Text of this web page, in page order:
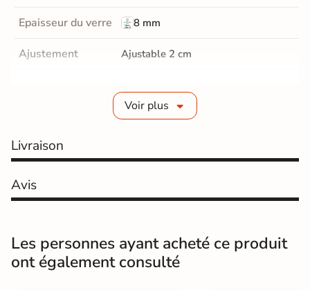
Epaisseur du verre 8 mm
Ajustement Ajustable 2 cm
Oui
Normes CE, NF
Quincaillerie de
fixation
Fournies
Garantie 2 ans
Origine France
Voir plus
Livraison
Avis
Les personnes ayant acheté ce produit
ont également consulté